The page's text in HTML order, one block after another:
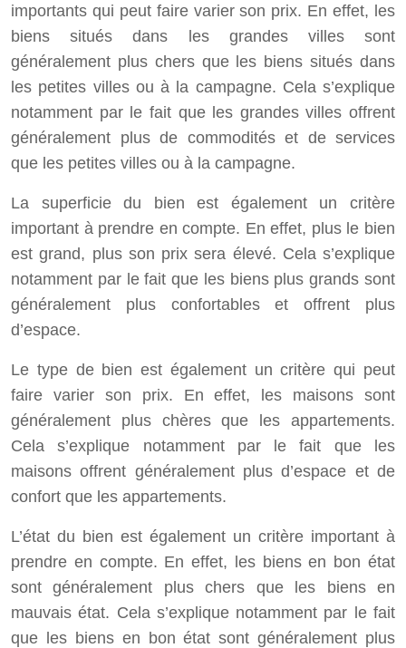
importants qui peut faire varier son prix. En effet, les
biens situés dans les grandes villes sont
généralement plus chers que les biens situés dans
les petites villes ou à la campagne. Cela s’explique
notamment par le fait que les grandes villes offrent
généralement plus de commodités et de services
que les petites villes ou à la campagne.
La superficie du bien est également un critère
important à prendre en compte. En effet, plus le bien
est grand, plus son prix sera élevé. Cela s’explique
notamment par le fait que les biens plus grands sont
généralement plus confortables et offrent plus
d’espace.
Le type de bien est également un critère qui peut
faire varier son prix. En effet, les maisons sont
généralement plus chères que les appartements.
Cela s’explique notamment par le fait que les
maisons offrent généralement plus d’espace et de
confort que les appartements.
L’état du bien est également un critère important à
prendre en compte. En effet, les biens en bon état
sont généralement plus chers que les biens en
mauvais état. Cela s’explique notamment par le fait
que les biens en bon état sont généralement plus